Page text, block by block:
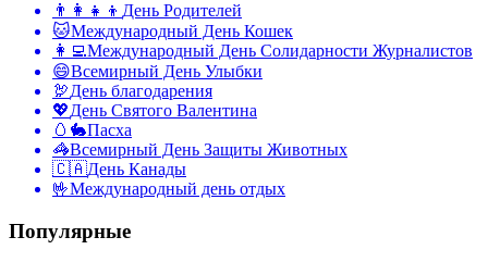
👨‍👩‍👧‍👦 День Родителей
🐱Международный День Кошек
👩‍💻Международный День Солидарности Журналистов
😄Всемирный День Улыбки
🦃День благодарения
💖День Святого Валентина
🥚🐇Пасха
🦓Всемирный День Защиты Животных
🇨🇦День Канады
🤟Международный день отдых
Популярные